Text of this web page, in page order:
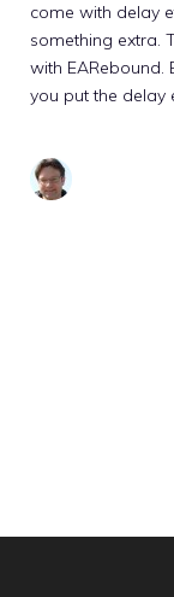
come with delay
something extra.
with EARebound.
you put the delay